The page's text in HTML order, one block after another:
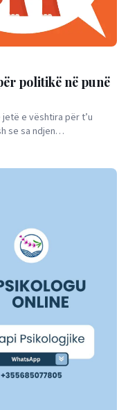
politikë në punë
e vështira për t’u
se sa ndjen…